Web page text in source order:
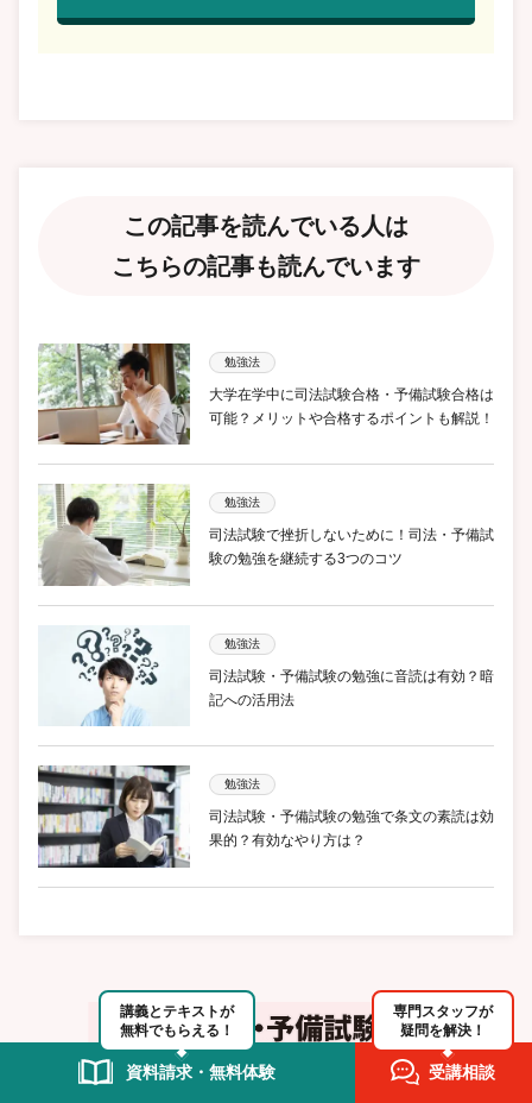
この記事を読んでいる人は
こちらの記事も読んでいます
勉強法
大学在学中に司法試験合格・予備試験合格は
可能？メリットや合格するポイントも解説！
勉強法
司法試験で挫折しないために！司法・予備試
験の勉強を継続する3つのコツ
勉強法
司法試験・予備試験の勉強に音読は有効？暗
記への活用法
勉強法
司法試験・予備試験の勉強で条文の素読は効
果的？有効なやり方は？
講義とテキストが
無料でもらえる！
資料請求・無料体験
専門スタッフが
疑問を解決！
受講相談